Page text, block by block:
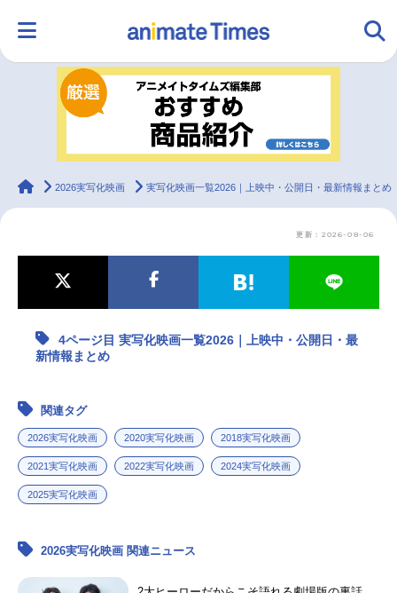
ランキング アニメ
ラジオ みんなの声
最新記事一覧
アニメ映画一覧 実写化映画一覧
今期アニメ曜日別一覧
春アニメ
秋アニメ
男性声優/女性声優一覧
animateTimes
2026実写化映画 実写化映画一覧2026｜上映中・公開日・最新情報まとめ
更新：2026-08-06
4ページ目 実写化映画一覧2026｜上映中・公開日・最
新情報まとめ
関連タグ
2026実写化映画 2020実写化映画 2018実写化映画
2021実写化映画 2022実写化映画 2024実写化映画
2025実写化映画
2026実写化映画 関連ニュース